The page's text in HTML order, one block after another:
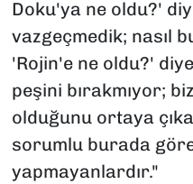
Doku'ya ne oldu?'
vazgeçmedik; nasıl
'Rojin'e ne oldu?'
peşini bırakmıyor;
olduğunu ortaya
sorumlu burada
yapmayanlardır."